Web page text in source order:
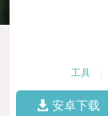
工具
安卓下载